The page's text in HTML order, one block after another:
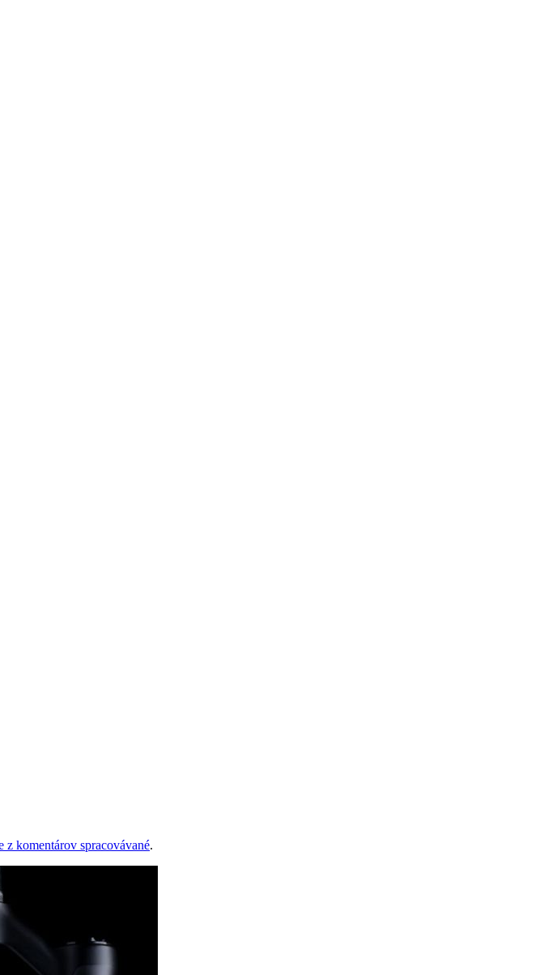
z komentárov spracovávané.